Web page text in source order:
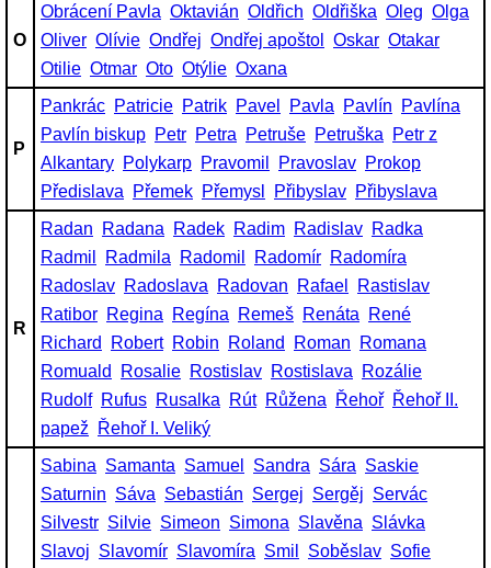
O
Obrácení Pavla Oktavián Oldřich Oldřiška Oleg Olga
Oliver Olívie Ondřej Ondřej apoštol Oskar Otakar
Otilie Otmar Oto Otýlie Oxana
P
Pankrác Patricie Patrik Pavel Pavla Pavlín
Pavlína
Pavlín biskup Petr Petra Petruše Petruška
Petr z
Alkantary Polykarp Pravomil Pravoslav Prokop
Předislava
Přemek Přemysl Přibyslav Přibyslava
R
Radan Radana Radek Radim Radislav Radka
Radmil
Radmila Radomil Radomír Radomíra
Radoslav Radoslava Radovan Rafael
Rastislav
Ratibor Regina Regína Remeš Renáta
René
Richard
Robert Robin Roland Roman
Romana
Romuald
Rosalie Rostislav Rostislava
Rozálie
Rudolf Rufus Rusalka Rút Růžena Řehoř Řehoř II.
papež
Řehoř I. Veliký
Sabina Samanta Samuel Sandra Sára Saskie
Saturnin Sáva Sebastián Sergej Sergěj Servác
Silvestr Silvie Simeon Simona Slavěna Slávka
Slavoj Slavomír Slavomíra Smil Soběslav Sofie